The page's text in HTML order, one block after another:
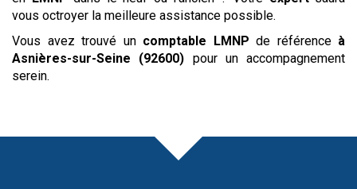
vous octroyer la meilleure assistance possible.
Vous avez trouvé un comptable LMNP de référence à
Asnières-sur-Seine (92600) pour un accompagnement
serein.